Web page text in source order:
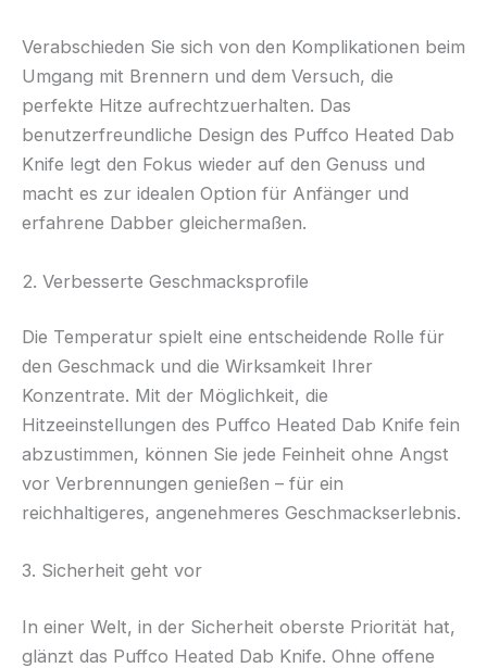
Verabschieden Sie sich von den Komplikationen beim
Umgang mit Brennern und dem Versuch, die
perfekte Hitze aufrechtzuerhalten. Das
benutzerfreundliche Design des Puffco Heated Dab
Knife legt den Fokus wieder auf den Genuss und
macht es zur idealen Option für Anfänger und
erfahrene Dabber gleichermaßen.
2. Verbesserte Geschmacksprofile
Die Temperatur spielt eine entscheidende Rolle für
den Geschmack und die Wirksamkeit Ihrer
Konzentrate. Mit der Möglichkeit, die
Hitzeeinstellungen des Puffco Heated Dab Knife fein
abzustimmen, können Sie jede Feinheit ohne Angst
vor Verbrennungen genießen – für ein
reichhaltigeres, angenehmeres Geschmackserlebnis.
3. Sicherheit geht vor
In einer Welt, in der Sicherheit oberste Priorität hat,
glänzt das Puffco Heated Dab Knife. Ohne offene